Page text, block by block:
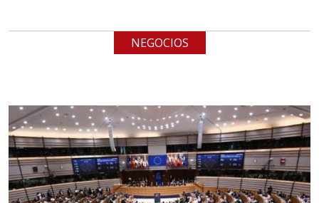
Aplicar al Requerimiento
Empresa en Jalisco
Requiere:
LOGÍSTICA
Especificaciones:
cualquiera
NEGOCIOS